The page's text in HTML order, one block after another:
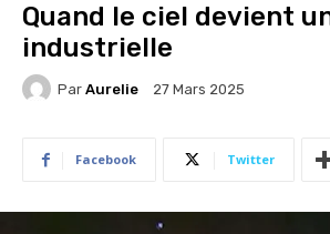
Quand le ciel devient
industrielle
Par Aurelie 27 Mars 2025
Facebook Twitter